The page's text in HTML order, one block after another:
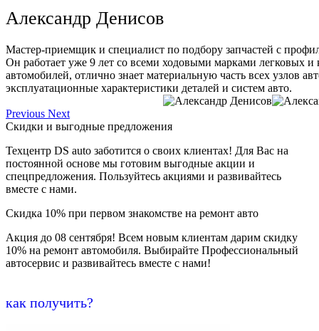
Александр Денисов
Мастер-приемщик и специалист по подбору запчастей с
Он работает уже 9 лет со всеми ходовыми марками легковых и
автомобилей, отлично знает материальную часть всех узлов
эксплуатационные характеристики деталей и систем авто.
Previous Next
Скидки и выгодные предложения
Техцентр DS auto заботится о своих клиентах! Для Вас на
постоянной основе мы готовим выгодные акции и
спецпредложения. Пользуйтесь акциями и развивайтесь
вместе с нами.
Скидка 10% при первом знакомстве на ремонт авто
Акция до 08 сентября! Всем новым клиентам дарим скидку
10% на ремонт автомобиля. Выбирайте Профессиональный
автосервис и развивайтесь вместе с нами!
как получить?